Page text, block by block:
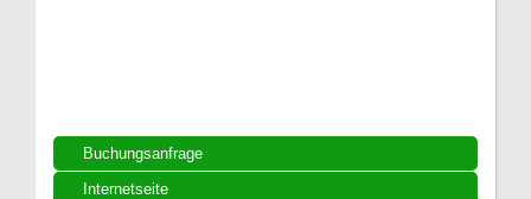
Buchungsanfrage
Internetseite